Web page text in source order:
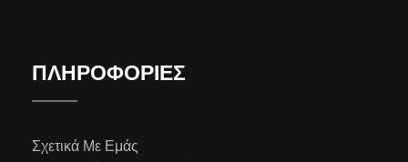
ΠΛΗΡΟΦΟΡΙΕΣ
Σχετικά Με Εμάς